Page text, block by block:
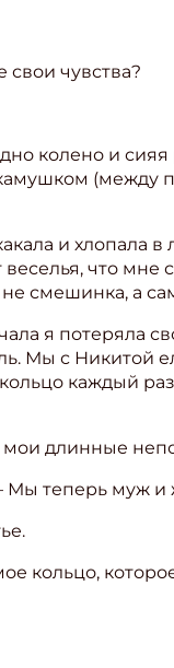
чувства?
колено и
(между
и хлопала
что
смешинка, а
я потеряла
Мы с Никитой
каждый
мои длинные
Мы теперь муж и
кольцо,